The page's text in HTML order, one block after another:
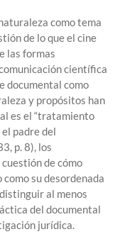
como tema
de lo que el cine
las formas
científica
documental como
y propósitos han
es el “tratamiento
padre del
p. 8), los
de cómo
su desordenada
al menos
del documental
jurídica.